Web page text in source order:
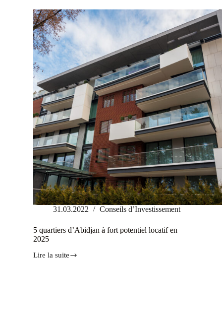
31.03.2022 Conseils d’Investissement
5 quartiers d’Abidjan à fort potentiel locatif en
2025
Lire la suite